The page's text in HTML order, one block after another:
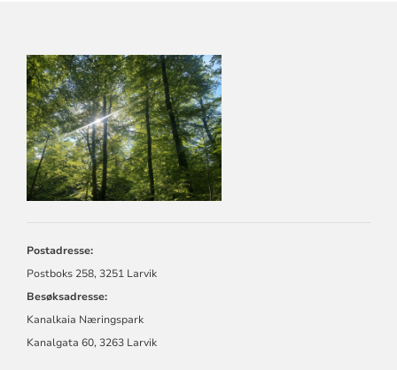
KONTAKTINFORMASJON
FOR
LARVIK
KIRKELIGE
FELLESRÅD
Postadresse:
Postboks 258, 3251 Larvik
Besøksadresse:
Kanalkaia Næringspark
Kanalgata 60, 3263 Larvik